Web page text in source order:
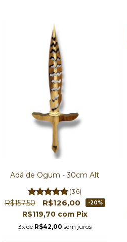
Adá de Ogum - 30cm Alt
(36)
R$157,50 R$126,00 -20%
R$119,70 com Pix
3x de R$42,00 sem juros